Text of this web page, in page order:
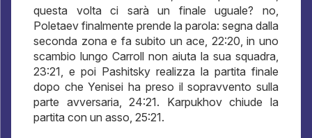
questa volta ci sarà un finale uguale? no,
Poletaev finalmente prende la parola: segna dalla
seconda zona e fa subito un ace, 22:20, in uno
scambio lungo Carroll non aiuta la sua squadra,
23:21, e poi Pashitsky realizza la partita finale
dopo che Yenisei ha preso il sopravvento sulla
parte avversaria, 24:21. Karpukhov chiude la
partita con un asso, 25:21.